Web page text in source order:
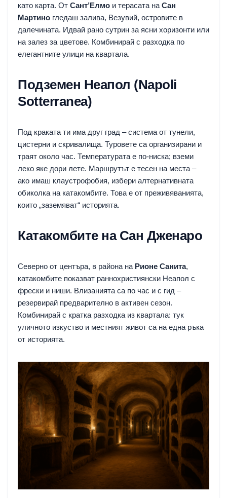
като карта. От Сант’Елмо и терасата на Сан
Мартино гледаш залива, Везувий, островите в
далечината. Идвай рано сутрин за ясни хоризонти или
на залез за цветове. Комбинирай с разходка по
елегантните улици на квартала.
Подземен Неапол (Napoli
Sotterranea)
Под краката ти има друг град – система от тунели,
цистерни и скривалища. Туровете са организирани и
траят около час. Температурата е по-ниска; вземи
леко яке дори лете. Маршрутът е тесен на места –
ако имаш клаустрофобия, избери алтернативната
обиколка на катакомбите. Това е от преживяванията,
които „заземяват“ историята.
Катакомбите на Сан Дженаро
Северно от центъра, в района на Рионе Санита,
катакомбите показват раннохристиянски Неапол с
фрески и ниши. Влизанията са по час и с гид –
резервирай предварително в активен сезон.
Комбинирай с кратка разходка из квартала: тук
уличното изкуство и местният живот са на една ръка
от историята.